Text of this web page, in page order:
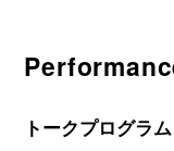
トークプログラ